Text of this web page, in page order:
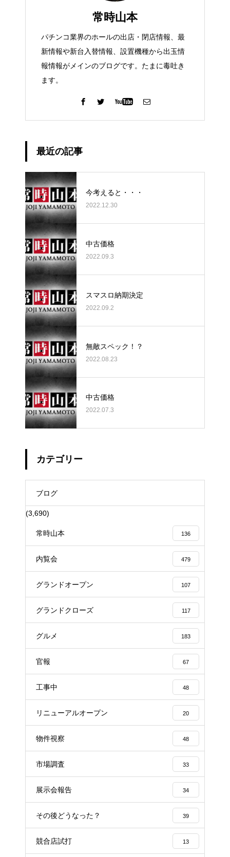
常時山本
パチンコ業界のホールの出店・閉店情報、最
新情報や新台入替情報、設置機種から出玉情
報情報がメインのブログです。たまに毒吐き
ます。
最近の記事
今考えると・・・
2022.12.30
中古価格
2022.09.3
スマスロ納期決定
2022.09.2
無敵スペック！？
2022.08.23
中古価格
2022.07.3
カテゴリー
ブログ
(3,690)
常時山本 136
内覧会 479
グランドオープン 107
グランドクローズ 117
グルメ 183
官報 67
工事中 48
リニューアルオープン 20
物件視察 48
市場調査 33
展示会報告 34
その後どうなった？ 39
競合店試打 13